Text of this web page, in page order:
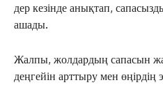
дер кезінде анықтап,
ашады.
Жалпы, жолдардың сапасын
деңгейін арттыру мен